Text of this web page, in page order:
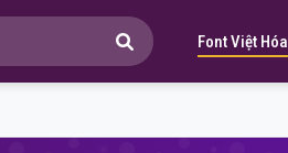
Font Việt Hóa